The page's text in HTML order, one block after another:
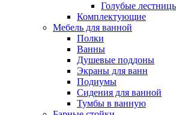
Голубые
Комплектующие
Мебель для ванной
Полки
Ванны
Душевые поддоны
Экраны для ванн
Подиумы
Сидения для ванной
Тумбы в ванную